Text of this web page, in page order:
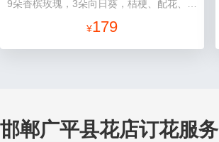
¥179
邯郸广平县花店订花服务